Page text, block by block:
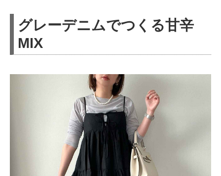
グレーデニムでつくる甘辛
MIX